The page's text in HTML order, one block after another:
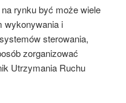
rynku być może wiele
wykonywania i
sterowania,
zorganizować
Utrzymania Ruchu